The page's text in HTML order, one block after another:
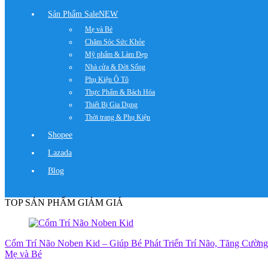
Sản Phẩm SaleNEW
Mẹ và Bé
Chăm Sóc Sức Khỏe
Mỹ phẩm & Làm Đẹp
Nhà cửa & Đời Sống
Phụ Kiện Ô Tô
Thực Phẩm & Bách Hóa
Thiết Bị Gia Dụng
Thời trang & Phụ Kiện
Shopee
Lazada
Blog
TOP SẢN PHẨM GIẢM GIÁ
Cốm Trí Não Noben Kid – Giúp Bé Phát Triển Trí Não, Tăng
Mẹ và Bé